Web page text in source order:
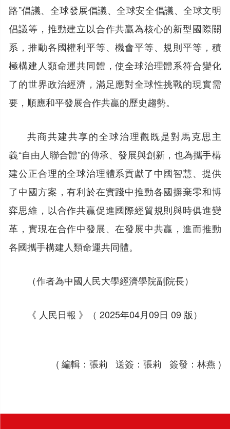
路”倡議、全球發展倡議、全球安全倡議、全球文明
倡議等，推動建立以合作共贏為核心的新型國際關
系，推動各國權利平等、機會平等、規則平等，積
極構建人類命運共同體，使全球治理體系符合變化
了的世界政治經濟，滿足應對全球性挑戰的現實需
要，順應和平發展合作共贏的歷史趨勢。
共商共建共享的全球治理觀既是對馬克思主
義“自由人聯合體”的傳承、發展與創新，也為攜手構
建公正合理的全球治理體系貢獻了中國智慧、提供
了中國方案，有利於在實踐中推動各國摒棄零和博
弈思維，以合作共贏促進國際經貿規則與時俱進變
革，實現在合作中發展、在發展中共贏，進而推動
各國攜手構建人類命運共同體。
（作者為中國人民大學經濟學院副院長）
《 人民日報 》（ 2025年04月09日 09 版）
( 編輯：張莉 送簽：張莉 簽發：林燕 )